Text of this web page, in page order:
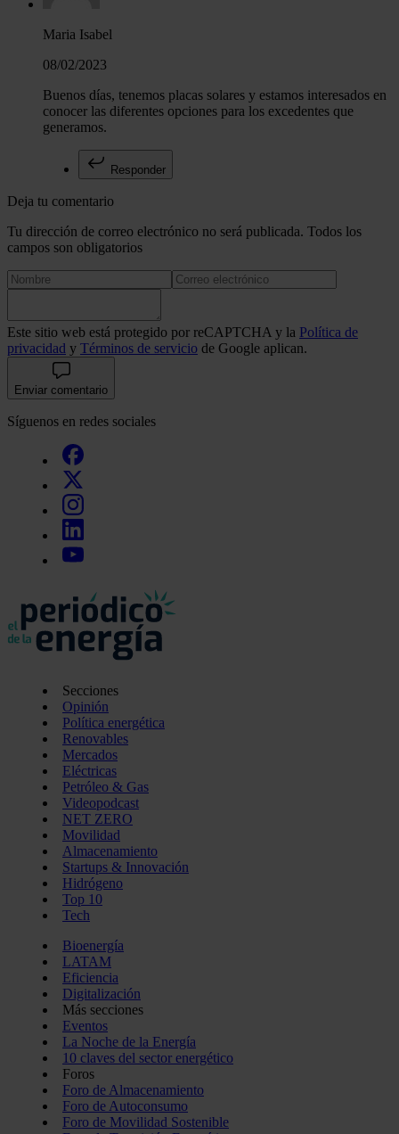
Maria Isabel
08/02/2023
Buenos días, tenemos placas solares y estamos interesados en
conocer las diferentes opciones para los excedentes que
generamos.
Responder
Deja tu comentario
Tu dirección de correo electrónico no será publicada. Todos los
campos son obligatorios
Este sitio web está protegido por reCAPTCHA y la Política de
privacidad y Términos de servicio de Google aplican.
Enviar comentario
Síguenos en redes sociales
Secciones
Opinión
Política energética
Renovables
Mercados
Eléctricas
Petróleo & Gas
Videopodcast
NET ZERO
Movilidad
Almacenamiento
Startups & Innovación
Hidrógeno
Top 10
Tech
Bioenergía
LATAM
Eficiencia
Digitalización
Más secciones
Eventos
La Noche de la Energía
10 claves del sector energético
Foros
Foro de Almacenamiento
Foro de Autoconsumo
Foro de Movilidad Sostenible